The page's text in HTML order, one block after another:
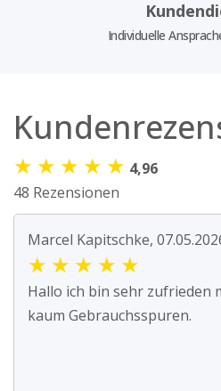
Individuelle
★ ★ ★ ★ ★ 4,96
48 Rezensionen
Marcel Kapitschke,
★ ★ ★ ★ ★
Hallo ich bin sehr zufrieden
kaum Gebrauchsspuren.